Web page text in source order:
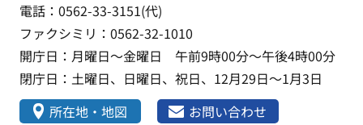
電話：0562-33-3151(代)
ファクシミリ：0562-32-1010
開庁日：月曜日～金曜日 午前9時00分～午後4時00分
閉庁日：土曜日、日曜日、祝日、12月29日～1月3日
所在地・地図
お問い合わせ